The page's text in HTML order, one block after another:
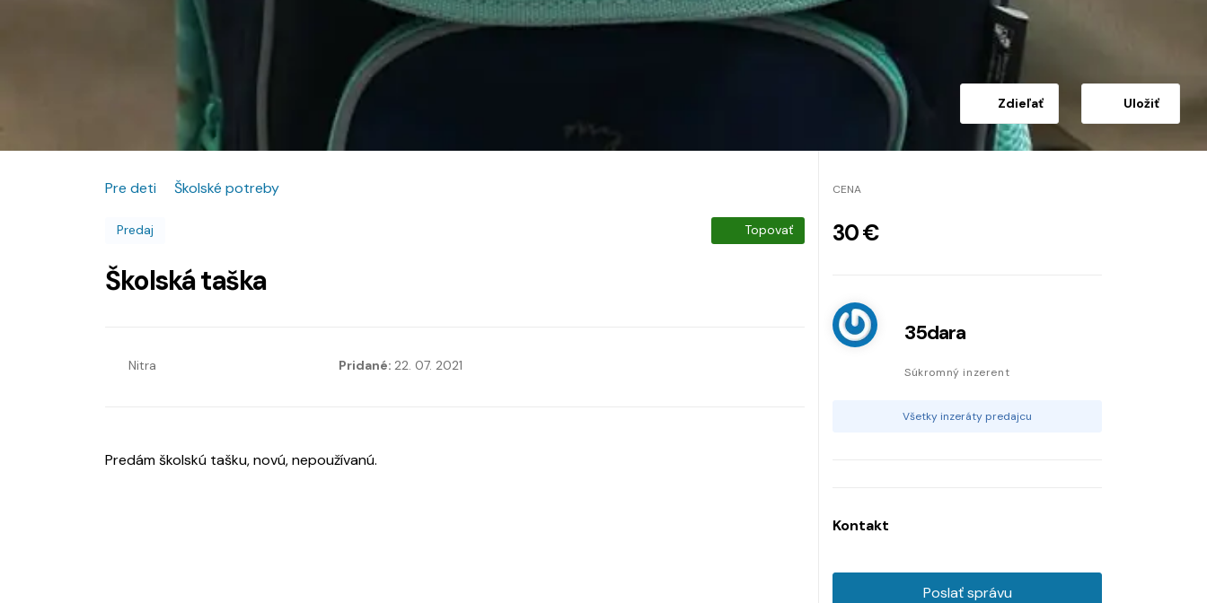
Zdieľať Uložiť
Pre deti Školské potreby
Predaj Topovať
Školská taška
Nitra Pridané: 22. 07. 2021
Predám školskú tašku, novú, nepoužívanú.
CENA
30 €
35dara
Súkromný inzerent
Všetky inzeráty predajcu
Kontakt
Poslať správu